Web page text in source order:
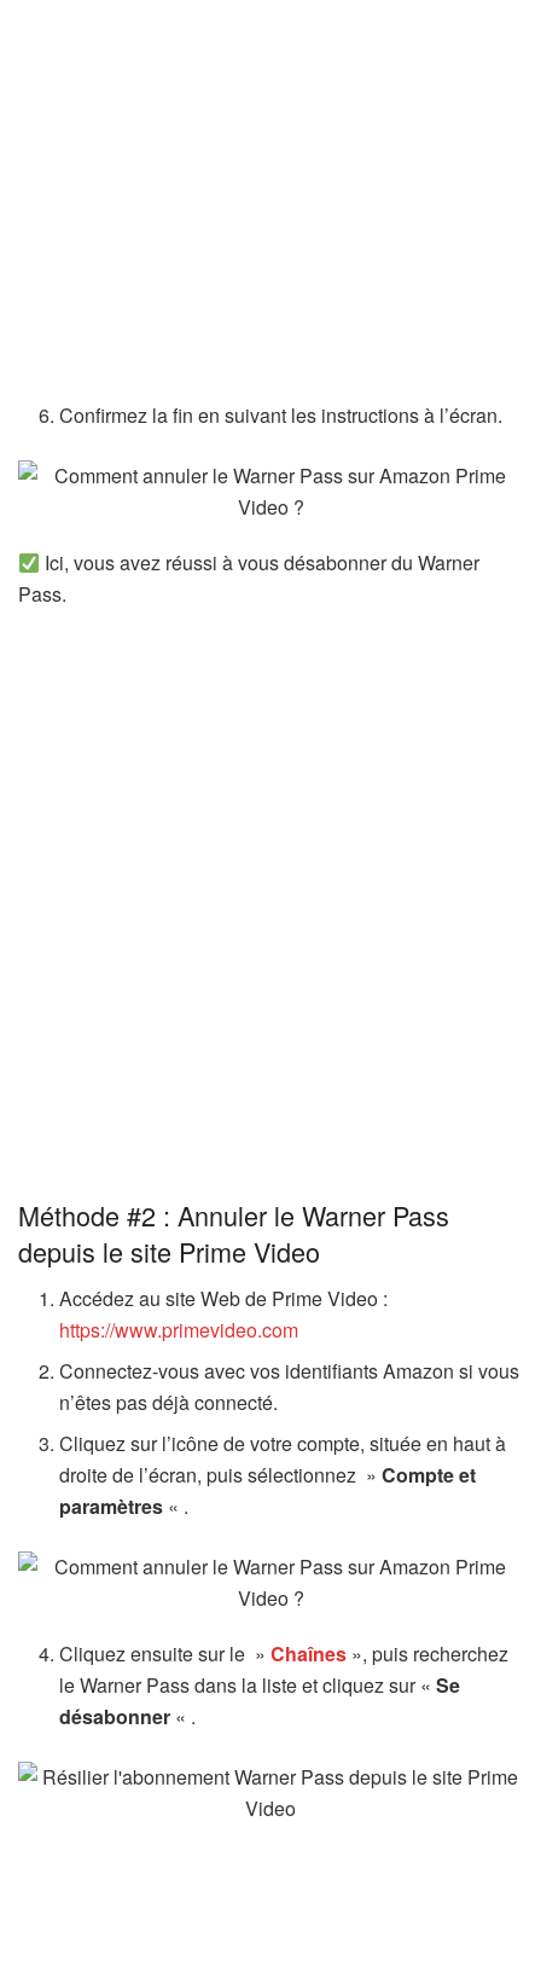
Confirmez la fin en suivant les instructions à l’écran.
Ici, vous avez réussi à vous désabonner du Warner
Pass.
Méthode #2 : Annuler le Warner Pass
depuis le site Prime Video
Accédez au site Web de Prime Video :
https://www.primevideo.com
Connectez-vous avec vos identifiants Amazon si vous
n’êtes pas déjà connecté.
Cliquez sur l’icône de votre compte, située en haut à
droite de l’écran, puis sélectionnez »Compte et
paramètres « .
Cliquez ensuite sur le »Chaînes », puis recherchez
le Warner Pass dans la liste et cliquez sur «Se
désabonner « .